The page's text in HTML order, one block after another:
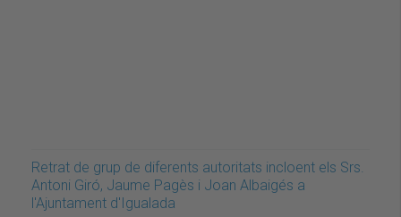
Retrat de grup de diferents autoritats incloent els Srs.
Antoni Giró, Jaume Pagès i Joan Albaigés a
l'Ajuntament d'Igualada